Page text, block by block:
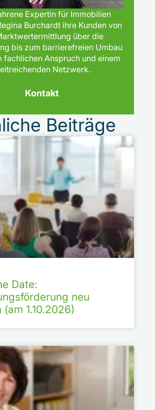
Expertin für Immobilien
Burchardt ihre Kunden von
über die
bis zum barrierefreien Umbau
fachlichen Anspruch und einem
Netzwerk.
Kontakt
Beiträge
Date:
neu
(am 1.10.2026)